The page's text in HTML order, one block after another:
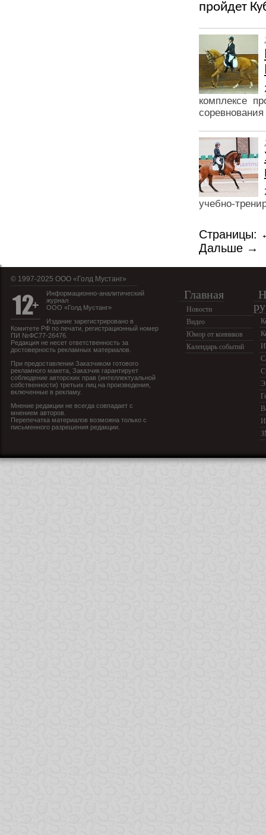
пройдет
комплексе
учебно-
Страницы:
Дальше →
© 1997-2025 OOO «Голд Мустанг»
Информационно-аналитический
журнал
ООО «Голд Мустанг»
Издание зарегистрировано в
Комитете РФ по печати, регистрационный номер
ПИ №ФС77-26476.
Редакция не несет ответственность за
достоверность рекламных материалов.
При предоставлении Заказчиком готового
рекламного макета, Заказчик гарантирует
соблюдение авторских прав (интеллектуальной
собственности) третьих лиц на произведения,
включенные в рекламу.
Мнение редакции не всегда совпадает с
мнением авторов.
Перепечатка материалов возможна только с
письменного разрешения редакции.
Главная
Новости
Видео
Юмор от конников
Календарь событий